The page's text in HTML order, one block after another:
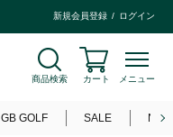
新規会員登録 ログイン
商品検索 カート メニュー
GB GOLF SALE